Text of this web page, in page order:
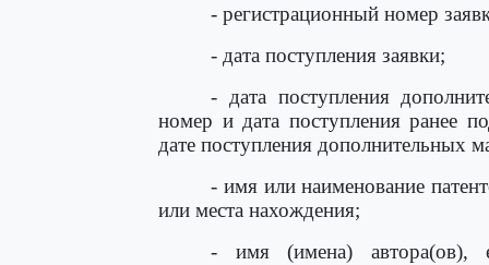
- регистрационный номер
- дата поступления заявки;
- дата поступления
номер и дата поступления ранее
дате поступления дополнительных
- имя или наименование
или места нахождения;
- имя (имена) автора(ов),